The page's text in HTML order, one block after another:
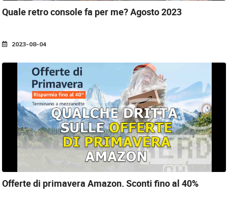
Quale retro console fa per me?Agosto 2023
2023-08-04
Offerte di primavera Amazon.Sconti fino al 40%